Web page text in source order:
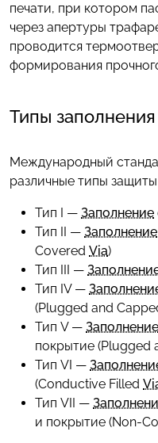
печати, при котором
через апертуры
проводится
формирования
Типы
Международный
различные типы
Тип I — Заполнение
Тип II — Заполнение
Covered Via)
Тип III —
Тип IV —
(Plugged and
Тип V — Заполнение
покрытие (Plugged
Тип VI —
(Conductive Filled
Тип VII —
и покрытие (Non-